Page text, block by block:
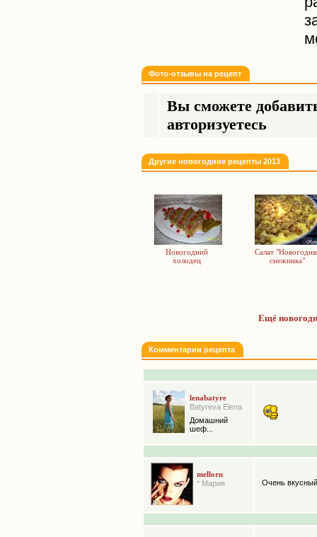
Фото-отзывы на рецепт
Вы сможете
авторизуетесь
Другие новогодние рецепты 2013
Новогодний
холодец
Салат
снежинка"
Ещё
Комментарии рецепта
lenabatyre
Batyreva Elena
Домашний
шеф...
mellorn
* Мария
Очень